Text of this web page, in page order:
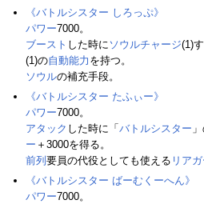
《バトルシスター しろっぷ》
パワー7000。
ブースト した時に ソウルチャージ(1)
(1)の自動能力 を持つ。
ソウルの補充手段。
《バトルシスター たふぃー》
パワー7000。
アタック した時に「 バトルシスター
ー ＋3000を得る。
前列 要員の代役としても使える リア
《バトルシスター ばーむくーへん》
パワー7000。